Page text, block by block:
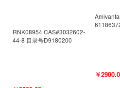
RNK08954 CAS#3032602-
44-8 目录号D9180200
￥